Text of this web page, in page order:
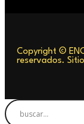
Copyright ©
reservados.